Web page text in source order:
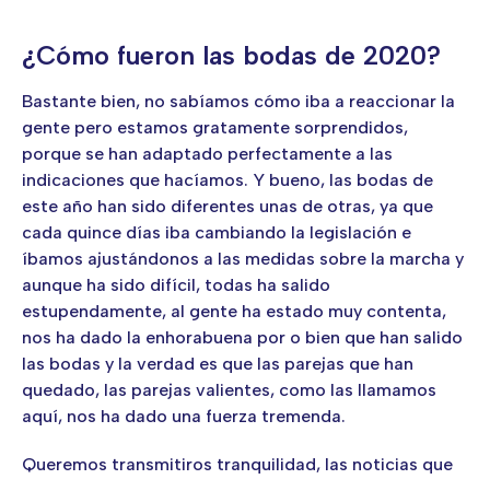
¿Cómo fueron las bodas de 2020?
Bastante bien, no sabíamos cómo iba a reaccionar la
gente pero estamos gratamente sorprendidos,
porque se han adaptado perfectamente a las
indicaciones que hacíamos. Y bueno, las bodas de
este año han sido diferentes unas de otras, ya que
cada quince días iba cambiando la legislación e
íbamos ajustándonos a las medidas sobre la marcha y
aunque ha sido difícil, todas ha salido
estupendamente, al gente ha estado muy contenta,
nos ha dado la enhorabuena por o bien que han salido
las bodas y la verdad es que las parejas que han
quedado, las parejas valientes, como las llamamos
aquí, nos ha dado una fuerza tremenda.
Queremos transmitiros tranquilidad, las noticias que